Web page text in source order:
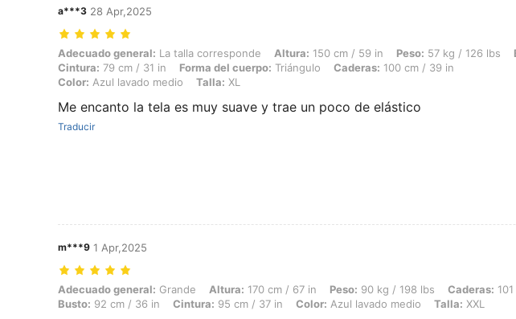
a***3 28 Apr,2025
Adecuado general: La talla corresponde, Altura: 150 cm / 59 in, Peso: 57 kg / 126 lbs, Busto: 94 cm /
Adecuado general: La talla corresponde Altura: 150 cm / 59 in Peso: 57 kg / 126 lbs
Cintura: 79 cm / 31 in Forma del cuerpo: Triángulo Caderas: 100 cm / 39 in
Color: Azul lavado medio Talla: XL
Me encanto la tela es muy suave y trae un poco de elástico
Traducir
m***9 1 Apr,2025
Adecuado general: Grande, Altura: 170 cm / 67 in, Peso: 90 kg / 198 lbs, Caderas: 101 cm / 40 in,
Adecuado general: Grande Altura: 170 cm / 67 in Peso: 90 kg / 198 lbs Caderas:
Busto: 92 cm / 36 in Cintura: 95 cm / 37 in Color: Azul lavado medio Talla: XXL